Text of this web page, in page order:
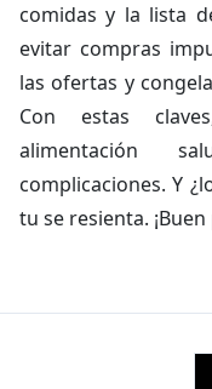
comidas y la lista
evitar compras
las ofertas y
Con estas
alimentación
complicaciones. Y
tu se resienta.